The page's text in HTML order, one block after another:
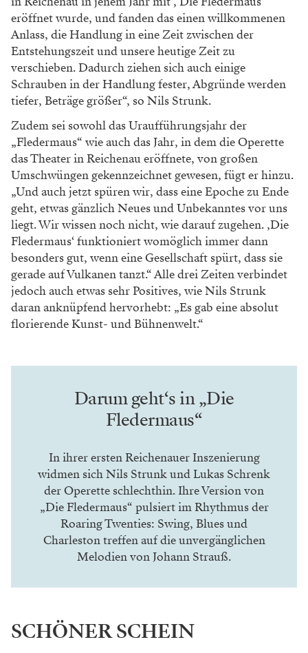
eröffnetwurde, und fanden das einen willkommenen
Anlass, die Handlung in eine Zeit zwischender
Entstehungszeit und unsere heutige Zeit zu
verschieben. Dadurch ziehen sich auch einige
Schrauben in der Handlung fester, Abgründewerden
tiefer, Beträge größer“, so Nils Strunk.
Zudem sei sowohl das Uraufführungsjahr der
„Fledermaus“ wie auch das Jahr, in dem dieOperette
das Theater in Reichenau eröffnete, von großen
Umschwüngen gekennzeichnetgewesen, fügt er hinzu.
„Und auch jetzt spürenwir, dass eine Epoche zu Ende
geht, etwas gänzlich Neues und Unbekanntes vor uns
liegt. Wirwissen noch nicht, wie darauf zugehen. ,Die
Fledermaus‘ funktioniert womöglich immerdann
besonders gut, wenn eine Gesellschaft spürt, dass sie
gerade auf Vulkanen tanzt.“ Alledrei Zeiten verbindet
jedoch auch etwas sehrPositives, wie Nils Strunk
daran anknüpfendhervorhebt: „Es gab eine absolut
florierendeKunst- und Bühnenwelt.“
Darum geht‘s in „Die
Fledermaus“
In ihrer ersten Reichenauer Inszenierung
widmen sich Nils Strunk und Lukas Schrenk
der Operette schlechthin. Ihre Version von
„Die Fledermaus“ pulsiert im Rhythmus der
Roaring Twenties: Swing, Blues und
Charleston treffen auf die unvergänglichen
Melodien von Johann Strauß.
SCHÖNER SCHEIN